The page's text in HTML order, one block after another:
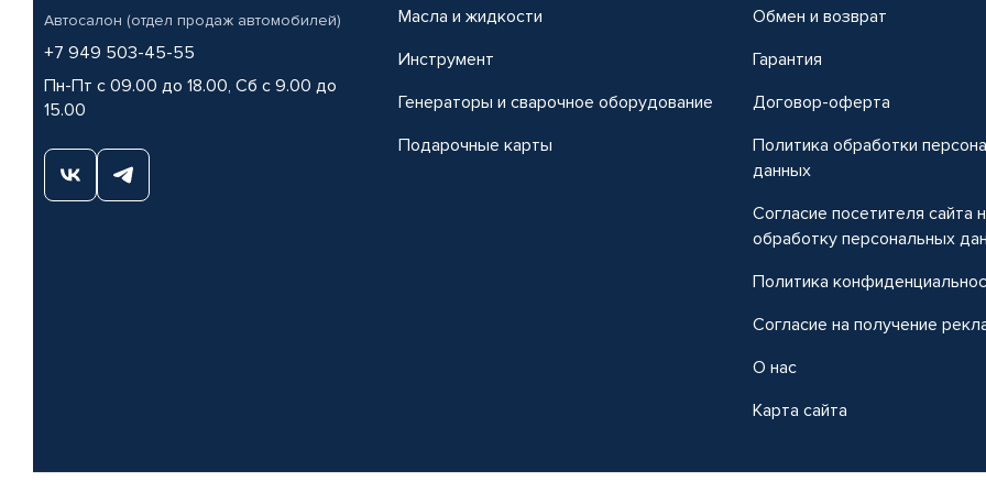
Автосалон (отдел продаж автомобилей)
+7 949 503-45-55
Пн-Пт с 09.00 до 18.00, Сб с 9.00 до
15.00
Масла и жидкости
Инструмент
Генераторы и сварочное оборудование
Подарочные карты
Обмен и возврат
Гарантия
Договор-оферта
Политика обработки
данных
Согласие посетителя сайта
обработку персональных
Политика
Согласие на получение
О нас
Карта сайта